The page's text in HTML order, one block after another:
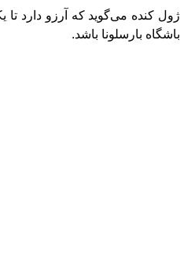
ژول کنده می‌گوید که آرزو دارد تا
باشگاه بارسلونا باشد.